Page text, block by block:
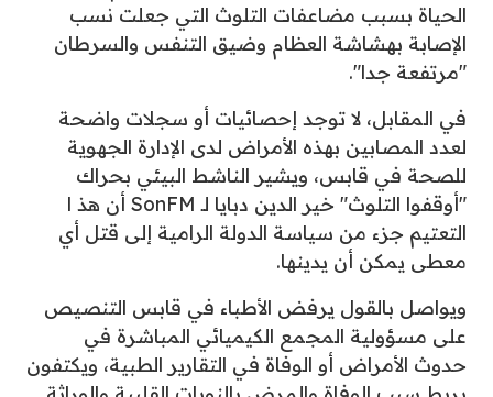
الحياة بسبب مضاعفات التلوث التي جعلت نسب
الإصابة بهشاشة العظام وضيق التنفس والسرطان
"مرتفعة جدا".
في المقابل، لا توجد إحصائيات أو سجلات واضحة
لعدد المصابين بهذه الأمراض لدى الإدارة الجهوية
للصحة في قابس، ويشير الناشط البيئي بحراك
"أوقفوا التلوث" خير الدين دبايا لـ SonFM أن هذ ا
التعتيم جزء من سياسة الدولة الرامية إلى قتل أي
معطى يمكن أن يدينها.
ويواصل بالقول يرفض الأطباء في قابس التنصيص
على مسؤولية المجمع الكيميائي المباشرة في
حدوث الأمراض أو الوفاة في التقارير الطبية، ويكتفون